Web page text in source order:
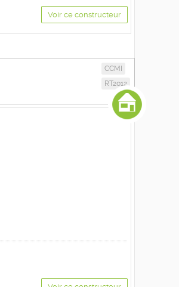
Voir ce constructeur
CCMI
RT2012